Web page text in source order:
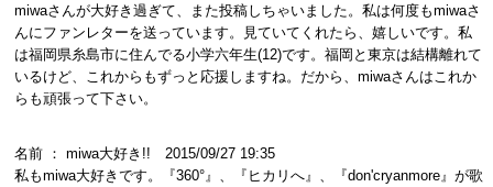
miwaさんが大好き過ぎて、また投稿しちゃいました。私は何度もmiwaさ
んにファンレターを送っています。見ていてくれたら、嬉しいです。私
は福岡県糸島市に住んでる小学六年生(12)です。福岡と東京は結構離れて
いるけど、これからもずっと応援しますね。だから、miwaさんはこれか
らも頑張って下さい。
名前 ： miwa大好き!! 2015/09/27 19:35
私もmiwa大好きです。『360°』、『ヒカリへ』、『don'cryanmore』が歌